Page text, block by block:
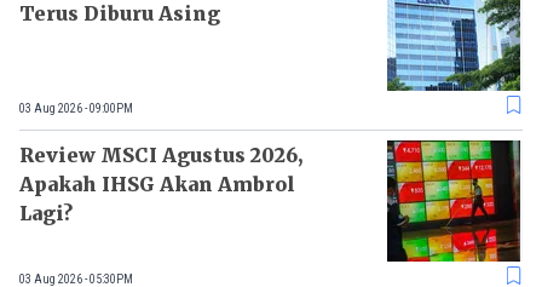
Terus Diburu Asing
03 Aug 2026 - 09:00PM
Review MSCI Agustus 2026,
Apakah IHSG Akan Ambrol
Lagi?
03 Aug 2026 - 05:30PM